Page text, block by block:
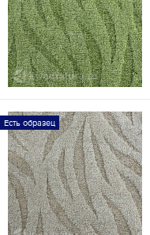
Есть образец